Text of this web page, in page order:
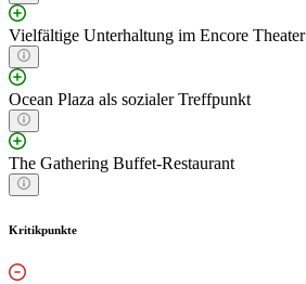
Vielfältige Unterhaltung im Encore Theater
Ocean Plaza als sozialer Treffpunkt
The Gathering Buffet-Restaurant
Kritikpunkte